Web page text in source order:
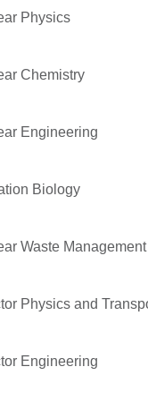
Physics
Chemistry
Engineering
Biology
Waste Management
Physics and
Engineering